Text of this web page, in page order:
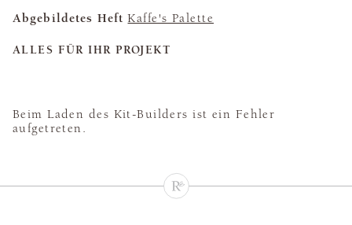
Abgebildetes Heft Kaffe's Palette
ALLES FÜR IHR PROJEKT
Beim Laden des Kit-Builders ist ein Fehler
aufgetreten.